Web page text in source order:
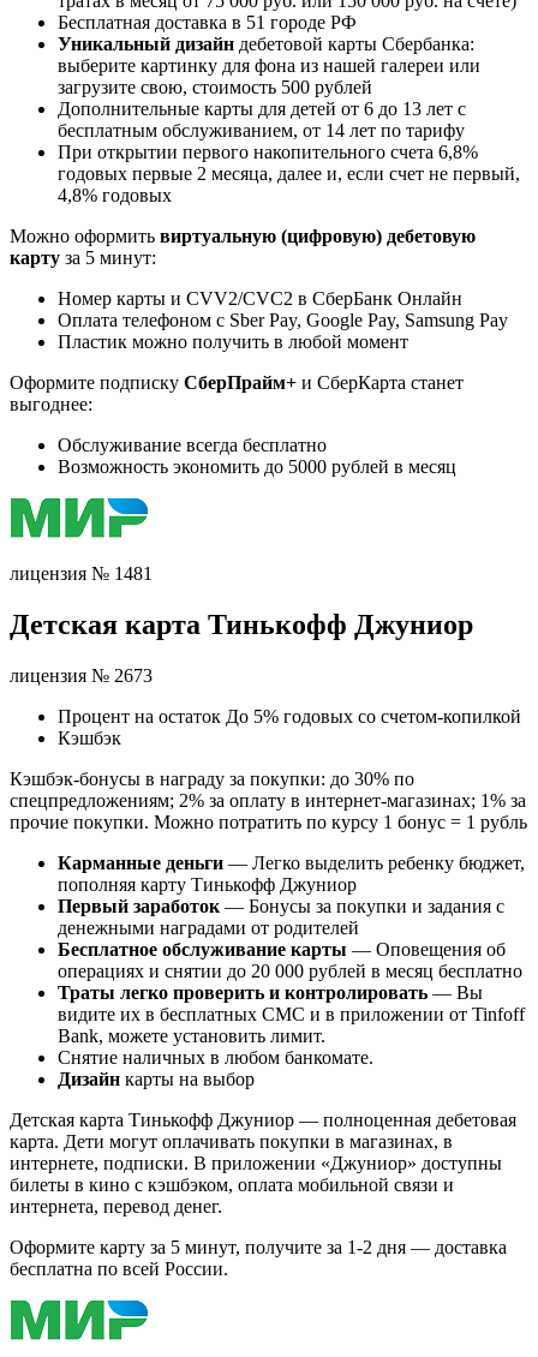
Бесплатная доставка в 51 городе РФ
Уникальный дизайн дебетовой карты Сбербанка:
выберите картинку для фона из нашей галереи или
загрузите свою, стоимость 500 рублей
Дополнительные карты для детей от 6 до 13 лет с
бесплатным обслуживанием, от 14 лет по тарифу
При открытии первого накопительного счета 6,8%
годовых первые 2 месяца, далее и, если счет не первый,
4,8% годовых
Можно оформить виртуальную (цифровую) дебетовую
карту за 5 минут:
Номер карты и CVV2/CVC2 в СберБанк Онлайн
Оплата телефоном с Sber Pay, Google Pay, Samsung Pay
Пластик можно получить в любой момент
Оформите подписку СберПрайм+ и СберКарта станет
выгоднее:
Обслуживание всегда бесплатно
Возможность экономить до 5000 рублей в месяц
лицензия № 1481
Детская карта Тинькофф Джуниор
лицензия № 2673
Процент на остаток До 5% годовых со счетом-копилкой
Кэшбэк
Кэшбэк-бонусы в награду за покупки: до 30% по
спецпредложениям; 2% за оплату в интернет-магазинах; 1% за
прочие покупки. Можно потратить по курсу 1 бонус = 1 рубль
Карманные деньги — Легко выделить ребенку бюджет,
пополняя карту Тинькофф Джуниор
Первый заработок — Бонусы за покупки и задания с
денежными наградами от родителей
Бесплатное обслуживание карты — Оповещения об
операциях и снятии до 20 000 рублей в месяц бесплатно
Траты легко проверить и контролировать — Вы
видите их в бесплатных СМС и в приложении от Tinfoff
Bank, можете установить лимит.
Снятие наличных в любом банкомате.
Дизайн карты на выбор
Детская карта Тинькофф Джуниор — полноценная дебетовая
карта. Дети могут оплачивать покупки в магазинах, в
интернете, подписки. В приложении «Джуниор» доступны
билеты в кино с кэшбэком, оплата мобильной связи и
интернета, перевод денег.
Оформите карту за 5 минут, получите за 1-2 дня — доставка
бесплатна по всей России.